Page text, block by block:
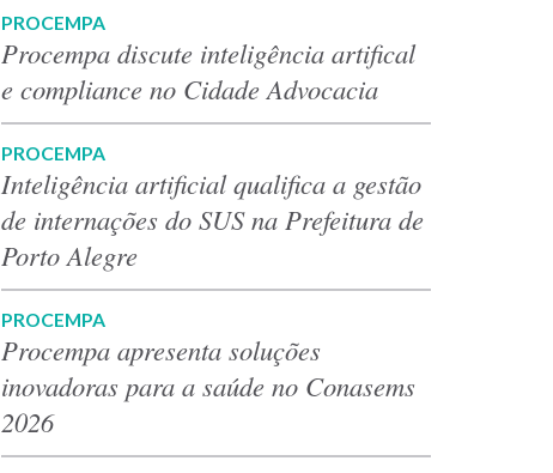
PROCEMPA
Procempa discute inteligência artifical
e compliance no Cidade Advocacia
PROCEMPA
Inteligência artificial qualifica a gestão
de internações do SUS na Prefeitura de
Porto Alegre
PROCEMPA
Procempa apresenta soluções
inovadoras para a saúde no Conasems
2026